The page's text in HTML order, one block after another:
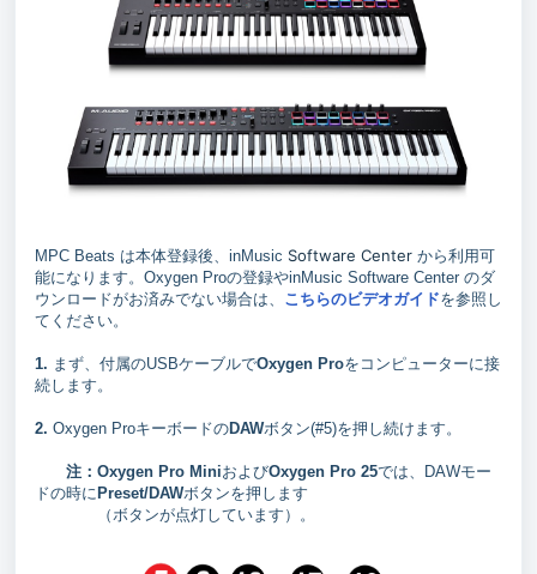
MPC Beats は本体登録後、inMusic Software Center から利用可
能になります。Oxygen Proの登録やinMusic Software Center のダ
ウンロードがお済みでない場合は、 こちらのビデオガイドを参照し
てください。
1. まず、付属のUSBケーブルでOxygen Proをコンピューターに接
続します。
2. Oxygen ProキーボードのDAWボタン(#5)を押し続けます。
注： Oxygen Pro MiniおよびOxygen Pro 25では、DAWモー
ドの時に Preset/DAWボタンを押します
（ボタンが点灯しています）。